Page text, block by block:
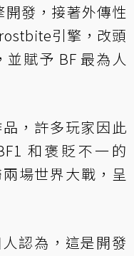
發，接著外傳性
引擎，改頭
賦予 BF 最為人
，許多玩家因此
和褒貶不一的
場世界大戰，呈
認為，這是開發